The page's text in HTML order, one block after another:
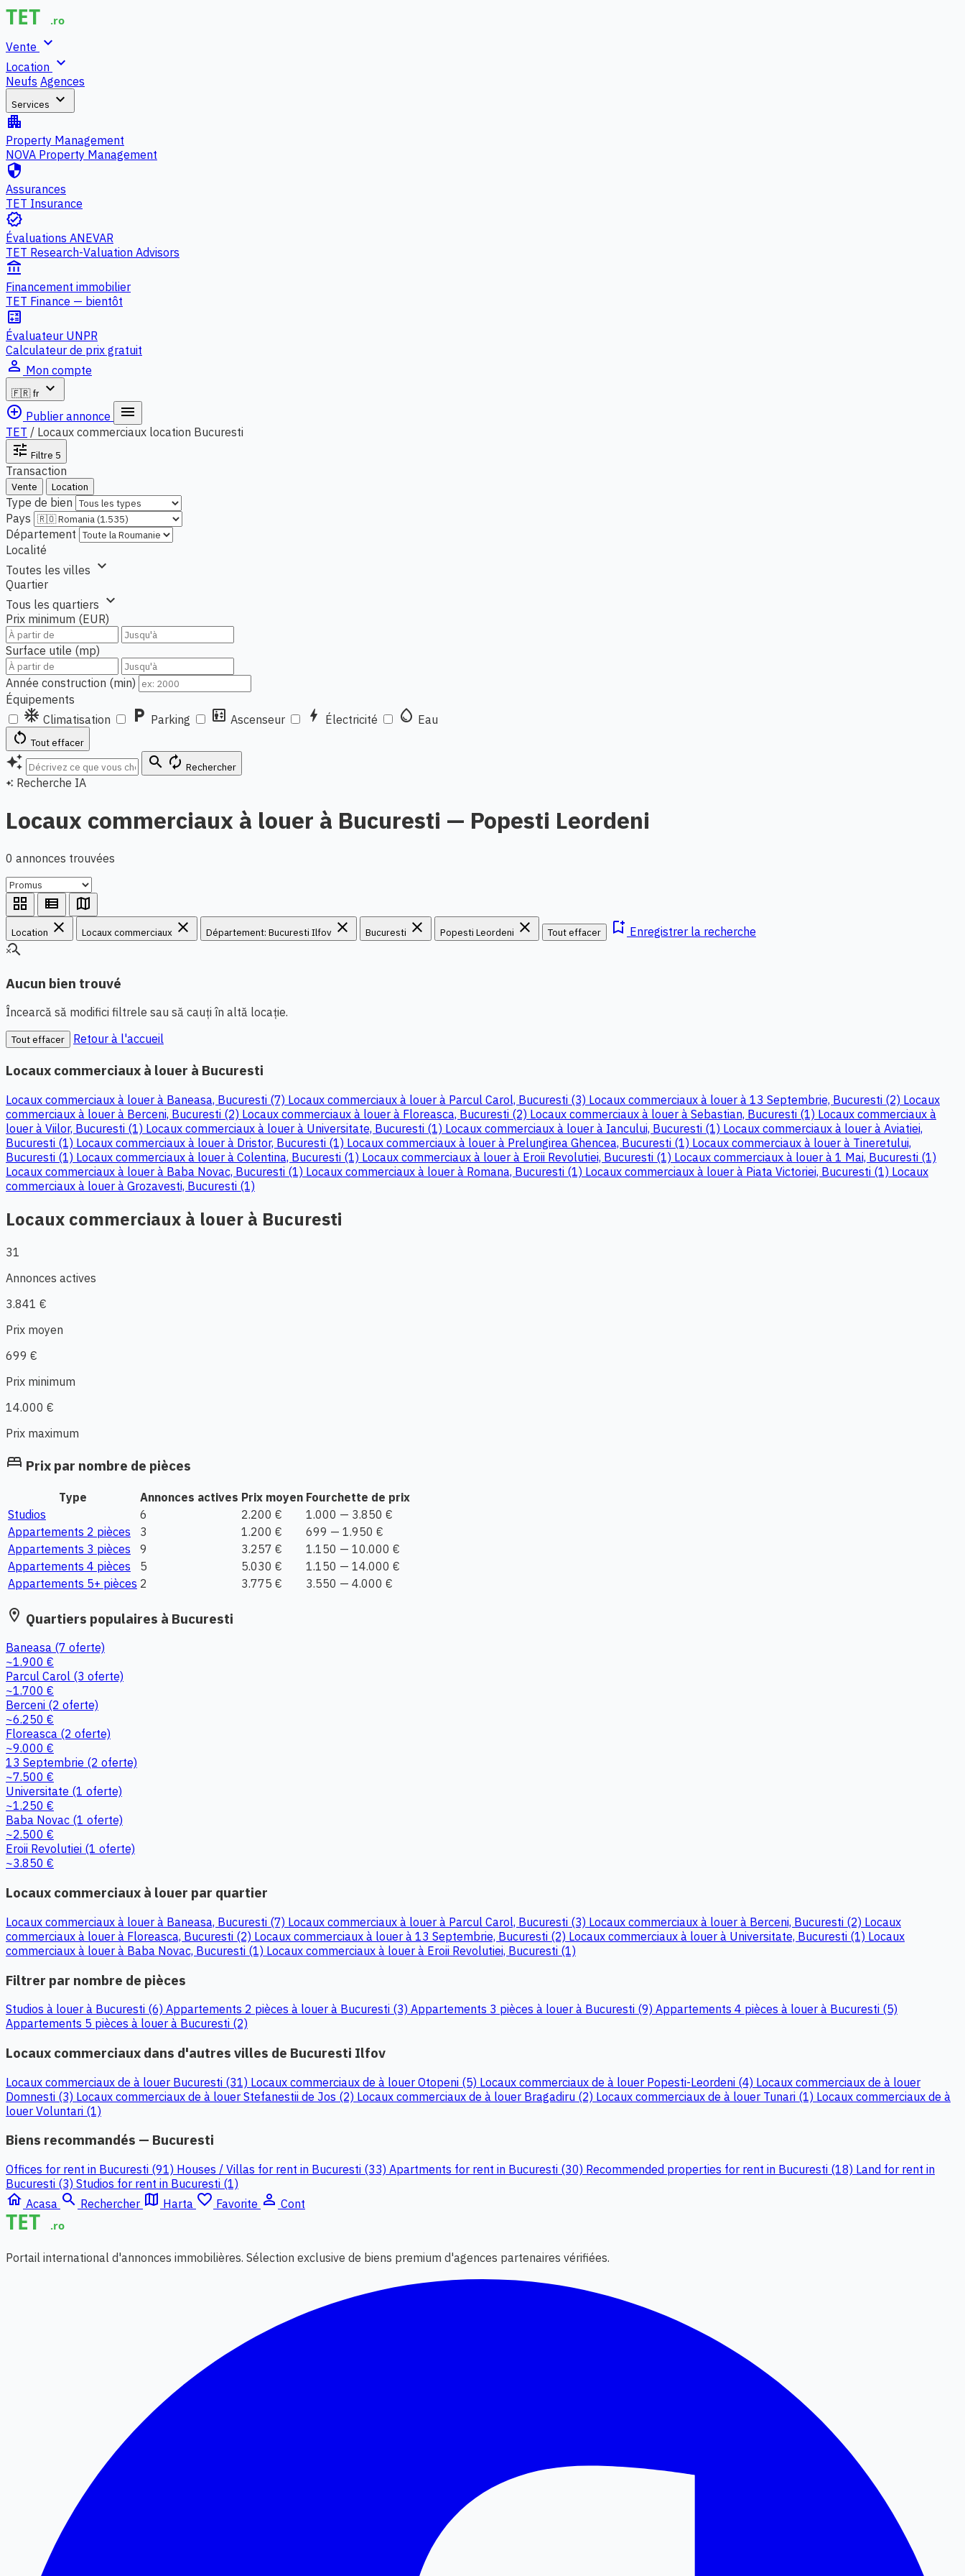
Vente expand_more
Location expand_more
Neufs Agences
Services expand_more
apartment
Property Management
NOVA Property Management
security
Assurances
TET Insurance
verified
Évaluations ANEVAR
TET Research-Valuation Advisors
account_balance
Financement immobilier
TET Finance — bientôt
calculate
Évaluateur UNPR
Calculateur de prix gratuit
person_outline Mon compte
🇫🇷 fr
expand_more
add_circle_outline Publier annonce menu
TET / Locaux commerciaux location Bucuresti
tune Filtre 5
Transaction
Vente Location
Type de bien
Pays
Département
Localité
Toutes les villes expand_more
Quartier
Tous les quartiers expand_more
Prix minimum (EUR)
Surface utile (mp)
Année construction (min)
Équipements
ac_unit Climatisation local_parking Parking elevator Ascenseur bolt Électricité water_drop Eau
restart_alt Tout effacer
auto_awesome search autorenew Rechercher
auto_awesome Recherche IA
Locaux commerciaux à louer à Bucuresti — Popesti Leordeni
0 annonces trouvées
grid_view view_list map
Location close Locaux commerciaux close Département: Bucuresti Ilfov close Bucuresti close Popesti Leordeni close Tout effacer bookmark_add Enregistrer la recherche
search_off
Aucun bien trouvé
Încearcă să modifici filtrele sau să cauți în altă locație.
Tout effacer Retour à l'accueil
Locaux commerciaux à louer à Bucuresti
Locaux commerciaux à louer à Baneasa, Bucuresti (7) Locaux commerciaux à louer à Parcul Carol, Bucuresti (3) Locaux commerciaux à louer à 13 Septembrie, Bucuresti (2) Locaux
commerciaux à louer à Berceni, Bucuresti (2) Locaux commerciaux à louer à Floreasca, Bucuresti (2) Locaux commerciaux à louer à Sebastian, Bucuresti (1) Locaux commerciaux à
louer à Viilor, Bucuresti (1) Locaux commerciaux à louer à Universitate, Bucuresti (1) Locaux commerciaux à louer à Iancului, Bucuresti (1) Locaux commerciaux à louer à Aviatiei,
Bucuresti (1) Locaux commerciaux à louer à Dristor, Bucuresti (1) Locaux commerciaux à louer à Prelungirea Ghencea, Bucuresti (1) Locaux commerciaux à louer à Tineretului,
Bucuresti (1) Locaux commerciaux à louer à Colentina, Bucuresti (1) Locaux commerciaux à louer à Eroii Revolutiei, Bucuresti (1) Locaux commerciaux à louer à 1 Mai, Bucuresti (1)
Locaux commerciaux à louer à Baba Novac, Bucuresti (1) Locaux commerciaux à louer à Romana, Bucuresti (1) Locaux commerciaux à louer à Piata Victoriei, Bucuresti (1) Locaux
commerciaux à louer à Grozavesti, Bucuresti (1)
Locaux commerciaux à louer à Bucuresti
31
Annonces actives
3.841 €
Prix moyen
699 €
Prix minimum
14.000 €
Prix maximum
bed Prix par nombre de pièces
Type Annonces actives Prix moyen Fourchette de prix
Studios
6 2.200 €
1.000 — 3.850 €
Appartements 2 pièces
3 1.200 €
699 — 1.950 €
Appartements 3 pièces
9 3.257 €
1.150 — 10.000 €
Appartements 4 pièces
5 5.030 €
1.150 — 14.000 €
Appartements 5+ pièces 2 3.775 € 3.550 — 4.000 €
location_on Quartiers populaires à Bucuresti
Baneasa (7 oferte)
~1.900 €
Parcul Carol (3 oferte)
~1.700 €
Berceni (2 oferte)
~6.250 €
Floreasca (2 oferte)
~9.000 €
13 Septembrie (2 oferte)
~7.500 €
Universitate (1 oferte)
~1.250 €
Baba Novac (1 oferte)
~2.500 €
Eroii Revolutiei (1 oferte)
~3.850 €
Locaux commerciaux à louer par quartier
Locaux commerciaux à louer à Baneasa, Bucuresti (7) Locaux commerciaux à louer à Parcul Carol, Bucuresti (3) Locaux commerciaux à louer à Berceni, Bucuresti (2) Locaux
commerciaux à louer à Floreasca, Bucuresti (2) Locaux commerciaux à louer à 13 Septembrie, Bucuresti (2) Locaux commerciaux à louer à Universitate, Bucuresti (1) Locaux
commerciaux à louer à Baba Novac, Bucuresti (1) Locaux commerciaux à louer à Eroii Revolutiei, Bucuresti (1)
Filtrer par nombre de pièces
Studios à louer à Bucuresti (6) Appartements 2 pièces à louer à Bucuresti (3) Appartements 3 pièces à louer à Bucuresti (9) Appartements 4 pièces à louer à Bucuresti (5)
Appartements 5 pièces à louer à Bucuresti (2)
Locaux commerciaux dans d'autres villes de Bucuresti Ilfov
Locaux commerciaux de à louer Bucuresti (31) Locaux commerciaux de à louer Otopeni (5) Locaux commerciaux de à louer Popesti-Leordeni (4) Locaux commerciaux de à louer
Domnesti (3) Locaux commerciaux de à louer Stefanestii de Jos (2) Locaux commerciaux de à louer Bragadiru (2) Locaux commerciaux de à louer Tunari (1) Locaux commerciaux de à
louer Voluntari (1)
Biens recommandés — Bucuresti
Offices for rent in Bucuresti (91) Houses / Villas for rent in Bucuresti (33) Apartments for rent in Bucuresti (30) Recommended properties for rent in Bucuresti (18) Land for rent in
Bucuresti (3) Studios for rent in Bucuresti (1)
home Acasa search Rechercher map Harta favorite_border Favorite person_outline Cont
Portail international d'annonces immobilières. Sélection exclusive de biens premium d'agences partenaires vérifiées.